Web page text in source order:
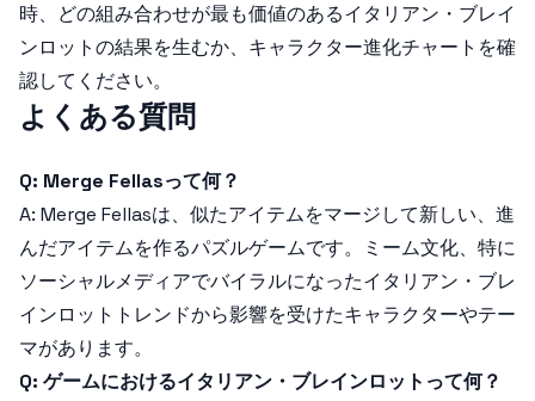
時、どの組み合わせが最も価値のあるイタリアン・ブレイ
ンロットの結果を生むか、キャラクター進化チャートを確
認してください。
よくある質問
Q: Merge Fellasって何？
A: Merge Fellasは、似たアイテムをマージして新しい、進
んだアイテムを作るパズルゲームです。ミーム文化、特に
ソーシャルメディアでバイラルになったイタリアン・ブレ
インロットトレンドから影響を受けたキャラクターやテー
マがあります。
Q: ゲームにおけるイタリアン・ブレインロットって何？